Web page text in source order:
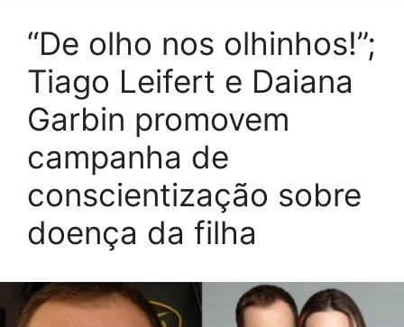
“De olho nos olhinhos!”;
Tiago Leifert e Daiana
Garbin promovem
campanha de
conscientização sobre
doença da filha